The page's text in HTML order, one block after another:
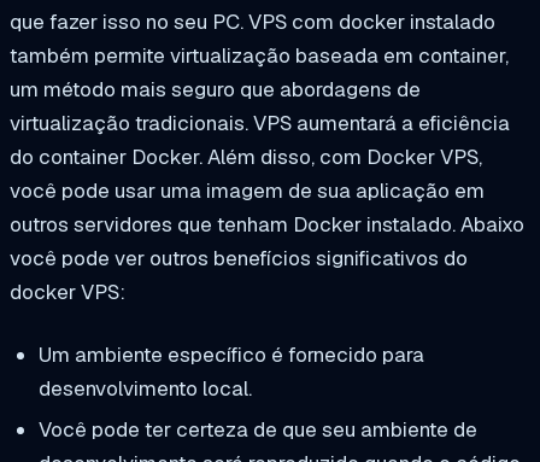
que fazer isso no seu PC. VPS com docker instalado
também permite virtualização baseada em container,
um método mais seguro que abordagens de
virtualização tradicionais. VPS aumentará a eficiência
do container Docker. Além disso, com Docker VPS,
você pode usar uma imagem de sua aplicação em
outros servidores que tenham Docker instalado. Abaixo
você pode ver outros benefícios significativos do
docker VPS:
Um ambiente específico é fornecido para
desenvolvimento local.
Você pode ter certeza de que seu ambiente de